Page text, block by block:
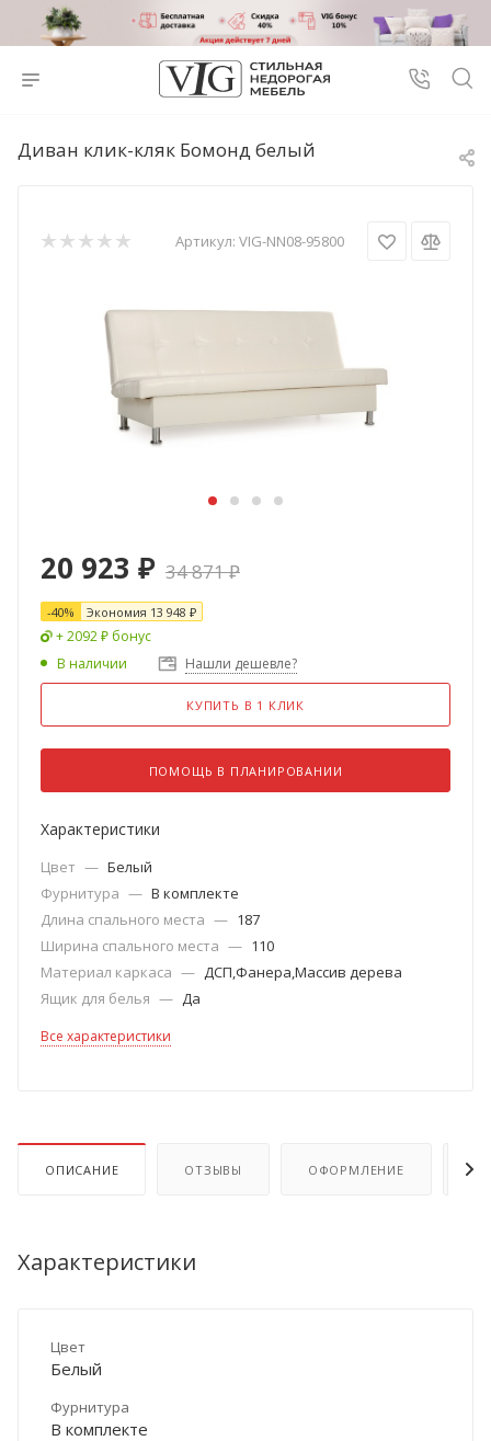
Диван клик-кляк Бомонд белый
Артикул: VIG-NN08-95800
20 923 ₽ 34 871₽
-40% Экономия 13 948 ₽
+ 2092 ₽ бонус
В наличии
Нашли дешевле?
КУПИТЬ В 1 КЛИК
ПОМОЩЬ В ПЛАНИРОВАНИИ
Характеристики
Цвет — Белый
Фурнитура — В комплекте
Длина спального места — 187
Ширина спального места — 110
Материал каркаса — ДСП,Фанера,Массив дерева
Ящик для белья — Да
Все характеристики
ОПИСАНИЕ ОТЗЫВЫ ОФОРМЛЕНИЕ
Характеристики
Цвет
Белый
Фурнитура
В комплекте